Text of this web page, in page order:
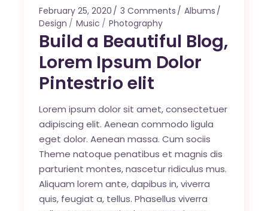
February 25, 2020 3 Comments
Albums
Design
Music Photography
Build a Beautiful Blog,
Lorem Ipsum Dolor
Pintestrio elit
Lorem ipsum dolor sit amet, consectetuer
adipiscing elit. Aenean commodo ligula
eget dolor. Aenean massa. Cum sociis
Theme natoque penatibus et magnis dis
parturient montes, nascetur ridiculus mus.
Aliquam lorem ante, dapibus in, viverra
quis, feugiat a, tellus. Phasellus viverra